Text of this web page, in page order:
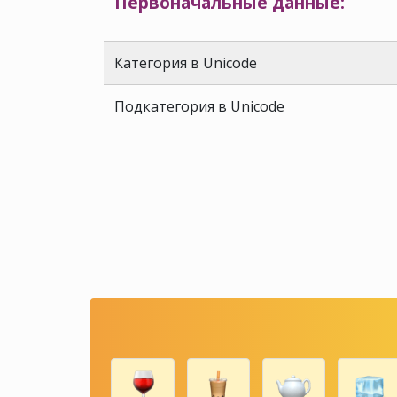
Категория в Unicode
Подкатегория в Unicode